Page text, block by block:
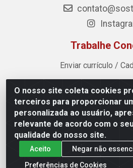
O nosso site coleta cookies
terceiros para proporcionar
personalizada ao usuário,
relevante de acordo com o
qualidade do nosso site.
Aceito
Negar não
Preferências de Cookies
Trabalhe
Enviar currículo /
Sost Distribuidora - Rua Cândido
Ipitanga, Lauro de Freitas/BA -
07.041.307/